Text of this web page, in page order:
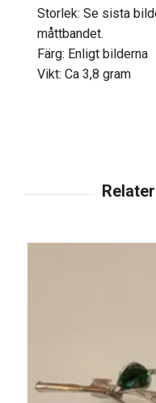
Storlek: Se sista
måttbandet.
Färg: Enligt bilderna
Vikt: Ca 3,8 gram